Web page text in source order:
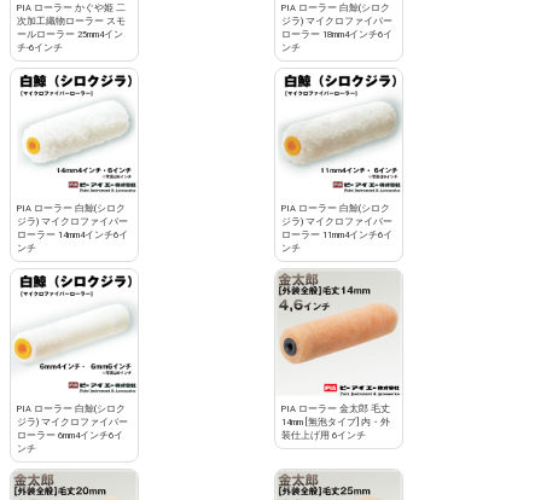
PIA ローラー かぐや姫 二
次加工織物ローラー スモ
ールローラー 25mm4イン
チ-6インチ
PIA ローラー 白鯨(シロク
ジラ) マイクロファイバー
ローラー 18mm4インチ6イ
ンチ
PIA ローラー 白鯨(シロク
ジラ) マイクロファイバー
ローラー 14mm4インチ6イ
ンチ
PIA ローラー 白鯨(シロク
ジラ) マイクロファイバー
ローラー 11mm4インチ6イ
ンチ
PIA ローラー 白鯨(シロク
ジラ) マイクロファイバー
ローラー 6mm4インチ6イ
ンチ
PIA ローラー 金太郎 毛丈
14mm [無泡タイプ] 内・外
装仕上げ用 6インチ